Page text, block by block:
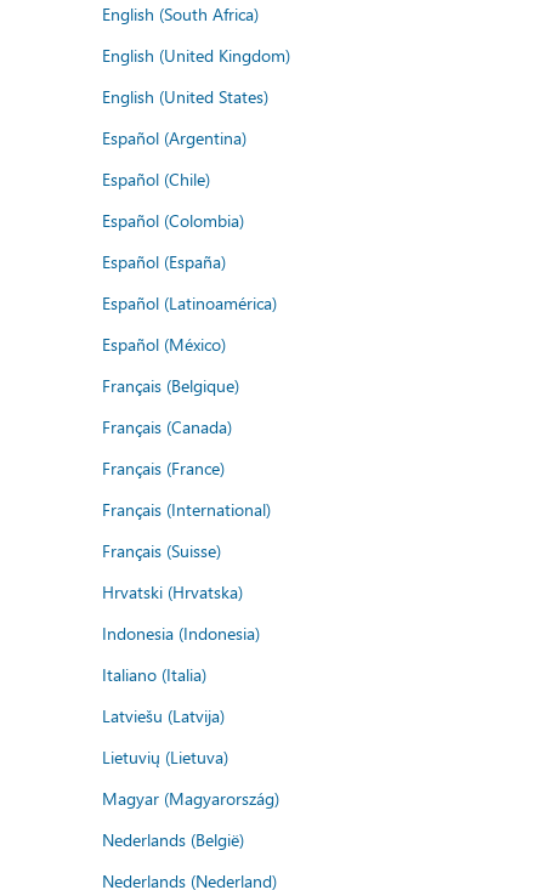
English (South Africa)
English (United Kingdom)
English (United States)
Español (Argentina)
Español (Chile)
Español (Colombia)
Español (España)
Español (Latinoamérica)
Español (México)
Français (Belgique)
Français (Canada)
Français (France)
Français (International)
Français (Suisse)
Hrvatski (Hrvatska)
Indonesia (Indonesia)
Italiano (Italia)
Latviešu (Latvija)
Lietuvių (Lietuva)
Magyar (Magyarország)
Nederlands (België)
Nederlands (Nederland)